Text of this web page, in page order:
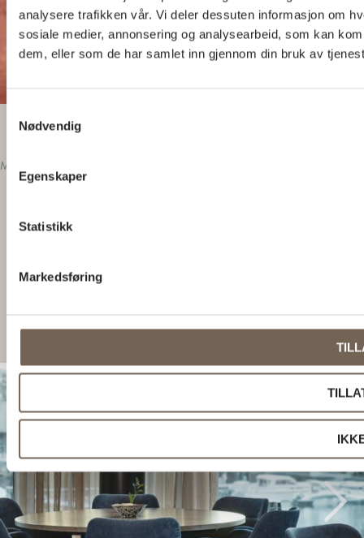
analysere trafikken vår. Vi deler dessuten informasjon om
sosiale medier, annonsering og analysearbeid, som kan
dem, eller som de har samlet inn gjennom din bruk av
Nødvendig
Egenskaper
Statistikk
Markedsføring
Med elementer fra Nidelven og omgivelsene rundt, har vi skapt en lun
PROJECT MANAGER: